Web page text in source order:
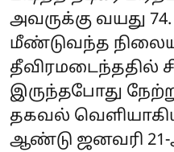
அவருக்கு வயது 74.
மீண்டுவந்த
தீவிரமடைந்ததில்
இருந்தபோது
தகவல்
ஆண்டு ஜனவரி 21-